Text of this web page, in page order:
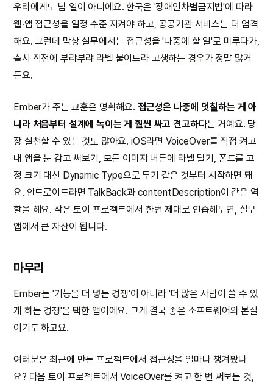
우리에게도 남 일이 아니에요. 한국은 '장애인차별금지법'에 따라
웹·앱 접근성을 일정 수준 지켜야 하고, 공공기관 서비스는 더 엄격
해요. 그런데 막상 실무에서는 접근성을 '나중에 할 일'로 미루다가,
출시 직전에 부랴부랴 라벨 붙이느라 고생하는 경우가 정말 많거
든요.
Ember가 주는 교훈은 명확해요. 접근성은 나중에 덧칠하는 게 아
니라 처음부터 설계에 녹이는 게 훨씬 싸고 견고하다는 거예요. 당
장 실천할 수 있는 것도 많아요. iOS라면 VoiceOver를 직접 켜고
내 앱을 눈 감고 써보기, 모든 이미지 버튼에 라벨 달기, 폰트를 고
정 크기 대신 Dynamic Type으로 두기 같은 것부터 시작하면 돼
요. 안드로이드라면 TalkBack과 contentDescription이 같은 역
할을 해요. 작은 토이 프로젝트에서 한번 제대로 연습해두면, 실무
앱에서 큰 자산이 됩니다.
마무리
Ember는 '기능을 더 넣는 경쟁'이 아니라 '더 많은 사람이 쓸 수 있
게 하는 경쟁'을 택한 앱이에요. 그게 결국 좋은 소프트웨어의 본질
이기도 하고요.
여러분은 최근에 만든 프로젝트에서 접근성을 얼마나 챙겨봤나
요? 다음 토이 프로젝트에서 VoiceOver를 켜고 한 번 써보는 것,